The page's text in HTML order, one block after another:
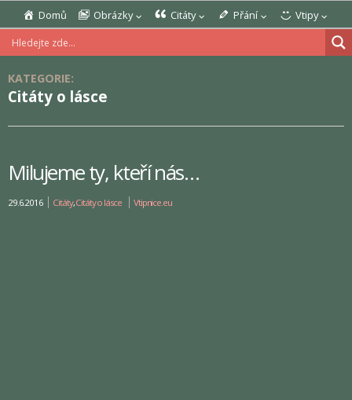
Domů Obrázky Citáty Přání Vtipy
KATEGORIE:
Citáty o lásce
Milujeme ty, kteří nás…
29.6.2016 Citáty,Citáty o lásce Vtipnice.eu